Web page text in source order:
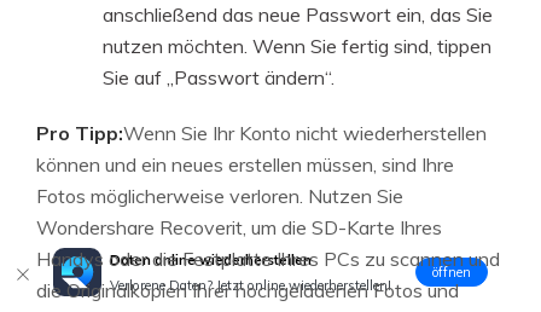
anschließend das neue Passwort ein, das Sie
nutzen möchten. Wenn Sie fertig sind, tippen
Sie auf „Passwort ändern“.
Pro Tipp:Wenn Sie Ihr Konto nicht wiederherstellen
können und ein neues erstellen müssen, sind Ihre
Fotos möglicherweise verloren. Nutzen Sie
Wondershare Recoverit, um die SD-Karte Ihres
Handys oder die Festplatte Ihres PCs zu scannen und
die Originalkopien Ihrer hochgeladenen Fotos und
Daten online wiederherstellen
Verlorene Daten? Jetzt online wiederherstellen!
öffnen